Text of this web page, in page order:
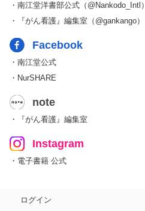
・南江堂洋書部公式（@Nankodo_Intl）
・『がん看護』編集室（@gankango）
Facebook
・南江堂公式
・NurSHARE
note
・『がん看護』編集室
Instagram
・電子書籍 公式
ログイン